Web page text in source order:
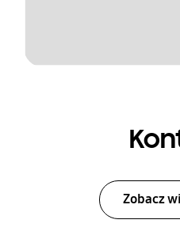
Zobacz